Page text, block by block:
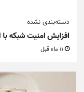
دسته‌بندی نشده
افزایش امنیت شبکه با